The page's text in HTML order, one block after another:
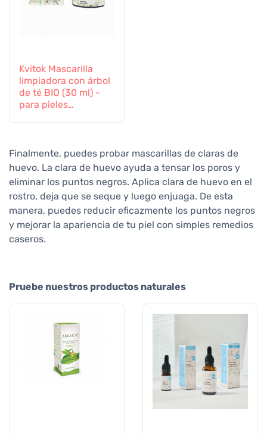
Kvitok Mascarilla
limpiadora con árbol
de té BIO (30 ml) -
para pieles
Finalmente, puedes probar mascarillas de claras de
huevo. La clara de huevo ayuda a tensar los poros y
eliminar los puntos negros. Aplica clara de huevo en el
rostro, deja que se seque y luego enjuaga. De esta
manera, puedes reducir eficazmente los puntos negros
y mejorar la apariencia de tu piel con simples remedios
caseros.
Pruebe nuestros productos naturales